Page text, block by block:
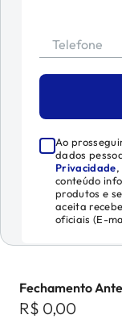
Telefone
Ao
dados
Privacidade
conteúdo
produtos e
aceita
oficiais (E-
Fechamento
R$ 0,00